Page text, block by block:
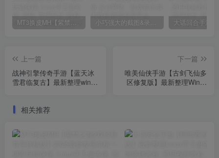
MT3换皮MH【紫禁之巅2双经脉尊享挂机版】2025最新整理单机一键即玩镜像端_Linux手工服务端_源码_管理后台_教程 小巧强大的截图&录屏软件 | FastStone Capture v11.2 中文破解绿色便携版
上一篇
战神引擎传奇手游【蓝天冰
雪君临复古】最新整理win系
下一篇
唯美仙侠手游【古剑飞仙多
区修复版】最新整理Win一
相关推荐